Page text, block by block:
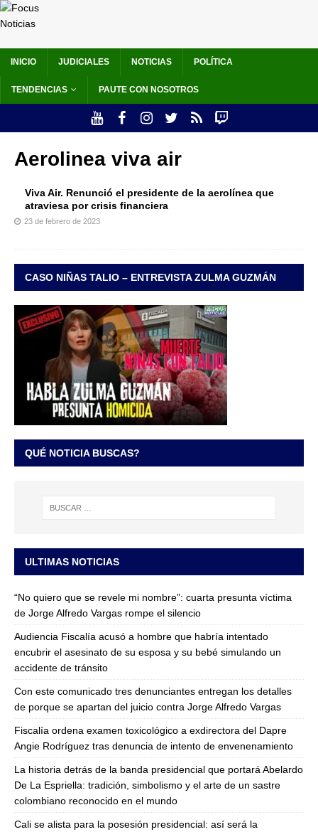
INICIO JUDICIALES NOTICIAS POLÍTICA
TENDENCIAS PAUTE CON NOSOTROS
Aerolinea viva air
Viva Air. Renunció el presidente de la aerolínea que
atraviesa por crisis financiera
23 de febrero de 2023
CASO NIÑAS TALIO – ENTREVISTA ZULMA GUZMÁN
QUÉ NOTICIA BUSCAS?
ULTIMAS NOTICIAS
“No quiero que se revele mi nombre”: cuarta presunta víctima
de Jorge Alfredo Vargas rompe el silencio
Audiencia Fiscalía acusó a hombre que habría intentado
encubrir el asesinato de su esposa y su bebé simulando un
accidente de tránsito
Con este comunicado tres denunciantes entregan los detalles
de porque se apartan del juicio contra Jorge Alfredo Vargas
Fiscalía ordena examen toxicológico a exdirectora del Dapre
Angie Rodríguez tras denuncia de intento de envenenamiento
La historia detrás de la banda presidencial que portará Abelardo
De La Espriella: tradición, simbolismo y el arte de un sastre
colombiano reconocido en el mundo
Cali se alista para la posesión presidencial: así será la